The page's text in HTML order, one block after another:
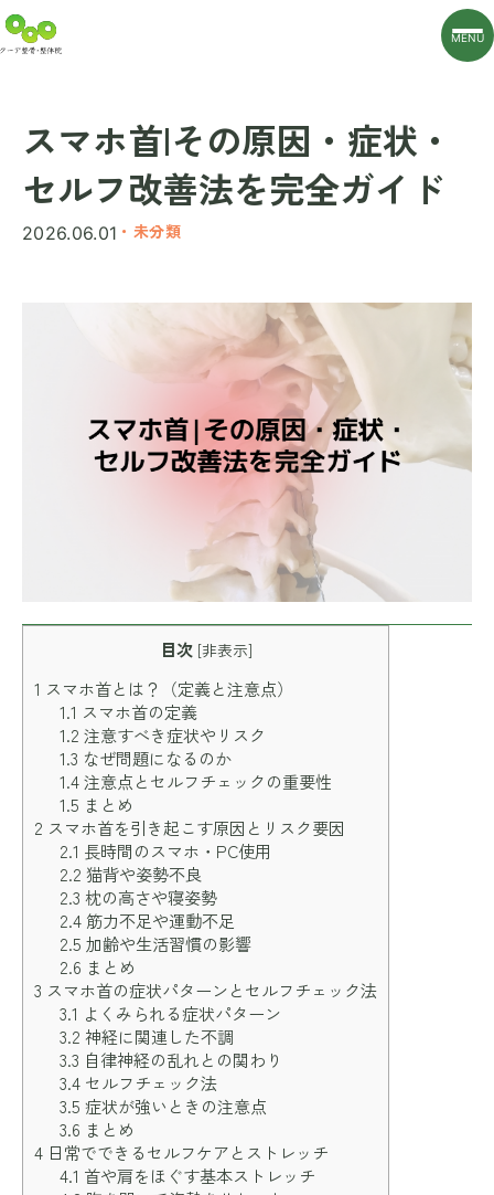
MENU
スマホ首|その原因・症状・
セルフ改善法を完全ガイド
2026.06.01 ・未分類
目次 [非表示]
1 スマホ首とは？（定義と注意点）
1.1 スマホ首の定義
1.2 注意すべき症状やリスク
1.3 なぜ問題になるのか
1.4注意点とセルフチェックの重要性
1.5 まとめ
2 スマホ首を引き起こす原因とリスク要因
2.1 長時間のスマホ・PC使用
2.2 猫背や姿勢不良
2.3 枕の高さや寝姿勢
2.4筋力不足や運動不足
2.5 加齢や生活習慣の影響
2.6 まとめ
3 スマホ首の症状パターンとセルフチェック法
3.1 よくみられる症状パターン
3.2 神経に関連した不調
3.3 自律神経の乱れとの関わり
3.4セルフチェック法
3.5 症状が強いときの注意点
3.6 まとめ
4 日常でできるセルフケアとストレッチ
4.1 首や肩をほぐす基本ストレッチ